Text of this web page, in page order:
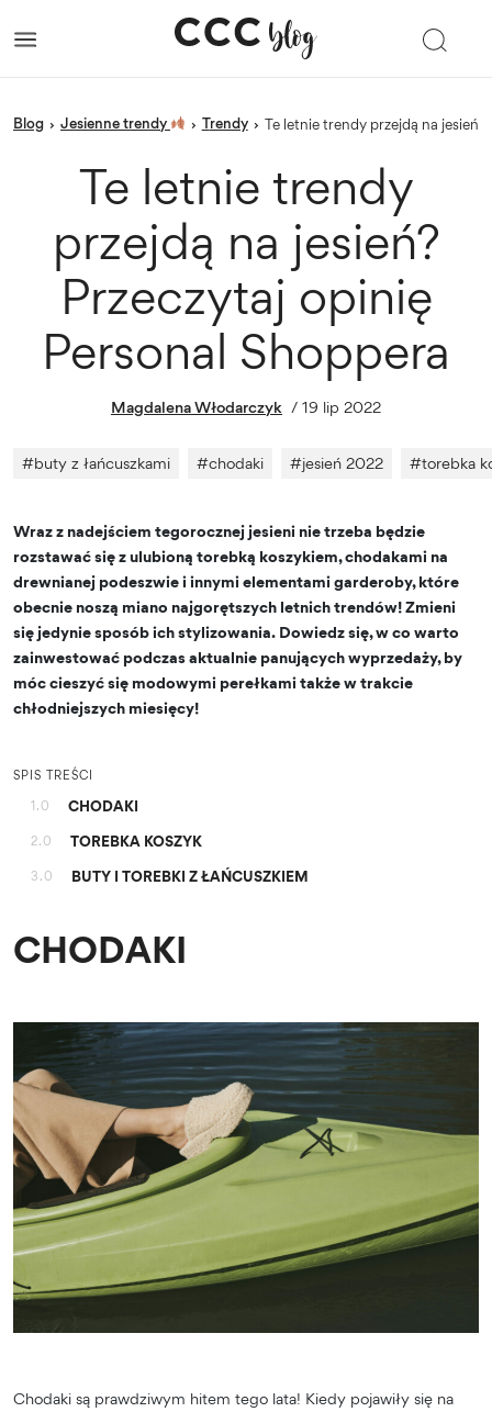
blog › Jesienne trendy › trendy › Te letnie trendy przejdą na
Te letnie trendy
przejdą na jesień?
Przeczytaj opinię
Personal Shoppera
Magdalena Włodarczyk / 19 lip 2022
#buty z łańcuszkami #chodaki #jesień 2022 #torebka
Wraz z nadejściem tegorocznej jesieni nie trzeba będzie
rozstawać się z ulubioną torebką koszykiem, chodakami na
drewnianej podeszwie i innymi elementami garderoby, które
obecnie noszą miano najgorętszych letnich trendów! Zmieni
się jedynie sposób ich stylizowania. Dowiedz się, w co warto
zainwestować podczas aktualnie panujących wyprzedaży, by
móc cieszyć się modowymi perełkami także w trakcie
chłodniejszych miesięcy!
SPIS TREŚCI
1.0
CHODAKI
2.0 TOREBKA KOSZYK
3.0 BUTY I TOREBKI Z ŁAŃCUSZKIEM
CHODAKI
Chodaki są prawdziwym hitem tego lata! Kiedy pojawiły się na